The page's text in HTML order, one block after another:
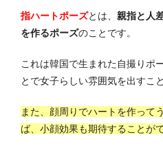
指ハートポーズとは、 親指と人
を作るポーズのことです。
これは韓国で生まれた自撮りポ
とで女子らしい雰囲気を出すこ
また、顔周りでハートを作って
ば、小顔効果も期待することが